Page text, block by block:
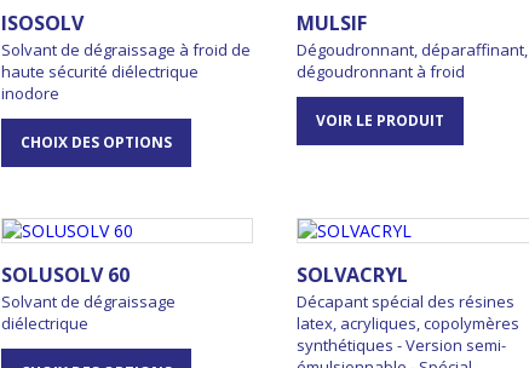
ISOSOLV
Solvant de dégraissage à froid de
haute sécurité diélectrique
inodore
CHOIX DES OPTIONS
MULSIF
Dégoudronnant, déparaffinant,
dégoudronnant à froid
VOIR LE PRODUIT
SOLUSOLV 60
Solvant de dégraissage
diélectrique
SOLVACRYL
Décapant spécial des résines
latex, acryliques, copolymères
synthétiques - Version semi-